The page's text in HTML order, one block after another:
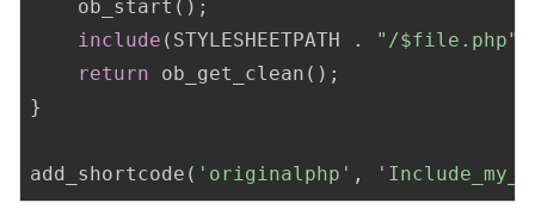
    ob_start();
include (STYLESHEETPATH . "/$file.php"
return ob_get_clean();
}
add_shortcode( 'originalphp' ,